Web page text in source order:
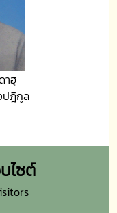
าฮู
ปฎิกูล
ไซต์